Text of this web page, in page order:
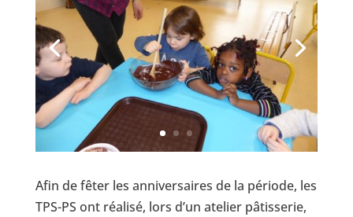
Afin de fêter les anniversaires de la période, les
TPS-PS ont réalisé, lors d’un atelier pâtisserie,